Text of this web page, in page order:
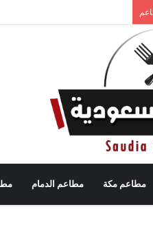
مطاعم مكة مطاعم الدمام